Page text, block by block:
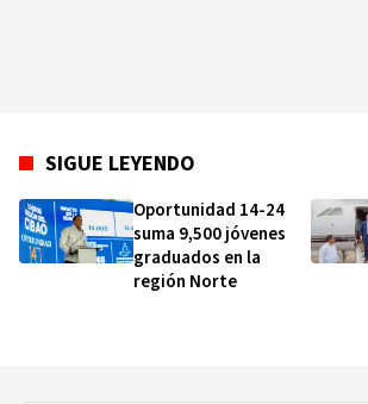
SIGUE LEYENDO
Oportunidad 14-24
suma 9,500 jóvenes
graduados en la
región Norte